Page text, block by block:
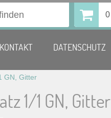
0
KONTAKT DATENSCHUTZ
GN, Gitter
1/1 GN, Gitter